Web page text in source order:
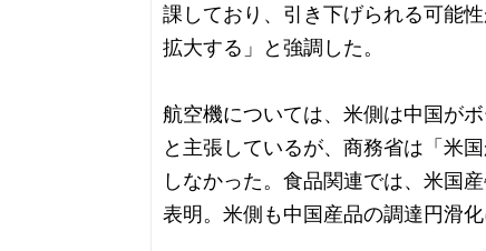
課しており、引き下げられる可能
拡大する」と強調した。
航空機については、米側は中国が
と主張しているが、商務省は「米
しなかった。食品関連では、米国
表明。米側も中国産品の調達円滑